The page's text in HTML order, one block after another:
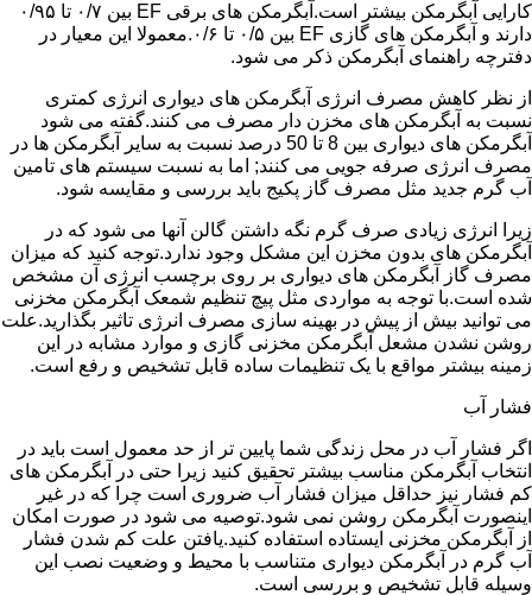
کارایی آبگرمکن بیشتر است.آبگرمکن های برقی EF بین ۰/۷ تا ۰/۹۵
دارند و آبگرمکن های گازی EF بین ۰/۵ تا ۰/۶.معمولا این معیار در
دفترچه راهنمای آبگرمکن ذکر می شود.
از نظر کاهش مصرف انرژی آبگرمکن های دیواری انرژی کمتری
نسبت به آبگرمکن های مخزن دار مصرف می کنند.گفته می شود
آبگرمکن های دیواری بین 8 تا 50 درصد نسبت به سایر آبگرمکن ها در
مصرف انرژی صرفه جویی می کنند; اما به نسبت سیستم های تامین
آب گرم جدید مثل مصرف گاز پکیج باید بررسی و مقایسه شود.
زیرا انرژی زیادی صرف گرم نگه داشتن گالن آنها می شود که در
آبگرمکن های بدون مخزن این مشکل وجود ندارد.توجه کنید که میزان
مصرف گاز آبگرمکن های دیواری بر روی برچسب انرژی آن مشخص
شده است.با توجه به مواردی مثل پیچ تنظیم شمعک آبگرمکن مخزنی
می توانید بیش از پیش در بهینه سازی مصرف انرژی تاثیر بگذارید.علت
روشن نشدن مشعل آبگرمکن مخزنی گازی و موارد مشابه در این
زمینه بیشتر مواقع با یک تنظیمات ساده قابل تشخیص و رفع است.
فشار آب
اگر فشار آب در محل زندگی شما پایین تر از حد معمول است باید در
انتخاب آبگرمکن مناسب بیشتر تحقیق کنید زیرا حتی در آبگرمکن های
کم فشار نیز حداقل میزان فشار آب ضروری است چرا که در غیر
اینصورت آبگرمکن روشن نمی شود.توصیه می شود در صورت امکان
از آبگرمکن مخزنی ایستاده استفاده کنید.یافتن علت کم شدن فشار
آب گرم در آبگرمکن دیواری متناسب با محیط و وضعیت نصب این
وسیله قابل تشخیص و بررسی است.